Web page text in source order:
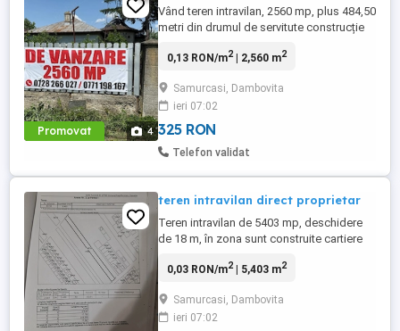
Promovat 4
Vând teren intravilan, 2560 mp, plus 484,50
metri din drumul de servitute construcție
deschidere 19,47 m la strada, Zona este
si mai multe magazine si o grădiniță.
Prețul este ușor negociabil.
0,13 RON/m2| 2,560 m2
Samurcasi, Dambovita
ieri 07:02
325 RON
Telefon validat
teren intravilan direct proprietar
Teren intravilan de 5403 mp, deschidere
de 18 m, în zona sunt construite cartiere
telefon, direct proprietar. Util
0,03 RON/m2| 5,403 m2
Samurcasi, Dambovita
ieri 07:02